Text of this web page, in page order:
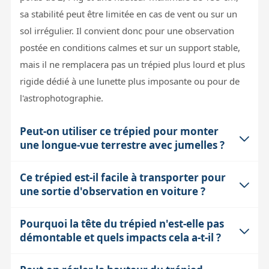
sa stabilité peut être limitée en cas de vent ou sur un
sol irrégulier. Il convient donc pour une observation
postée en conditions calmes et sur un support stable,
mais il ne remplacera pas un trépied plus lourd et plus
rigide dédié à une lunette plus imposante ou pour de
l'astrophotographie.
Peut-on utiliser ce trépied pour monter
une longue-vue terrestre avec jumelles ?
Oui, ce trépied est conçu pour accueillir des jumelles
ou une longue-vue terrestre légère, grâce à sa tête avec
tête et trois inclinaisons de jambes, permettant un
ajustement facile pour l'observation postée. Toutefois,
son poids de charge maximal de 4 kg limite la taille des
Ce trépied est-il facile à transporter pour
une sortie d'observation en voiture ?
Avec un poids de 2,4 kg et une hauteur repliée
raisonnable, le trépied Bushnell 155 cm peut être
Pourquoi la tête du trépied n'est-elle pas
démontable et quels impacts cela a-t-il ?